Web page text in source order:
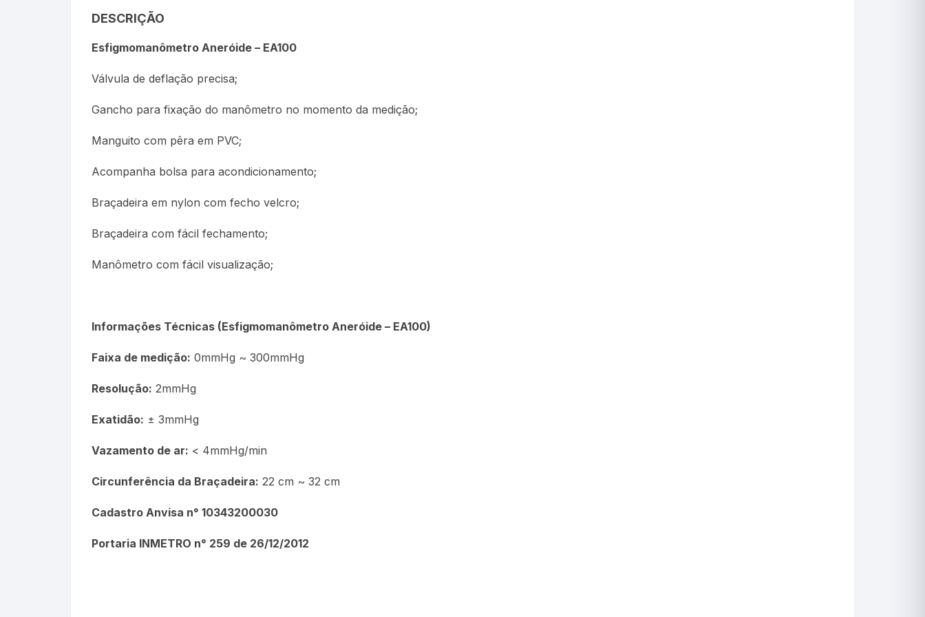
Máxima
Termômetros Máxima e
Termômetros Para Sauna
Picnômetro
Químico
Refrigeração e Laticinios
Solo
Veterinário
Estações Meteorológicas
DESCRIÇÃO
Esfigmomanômetro Aneróide – EA100
Válvula de deflação precisa;
Gancho para fixação do manômetro no momento da medição;
Manguito com pêra em PVC;
Acompanha bolsa para acondicionamento;
Braçadeira em nylon com fecho velcro;
Braçadeira com fácil fechamento;
Manômetro com fácil visualização;
Informações Técnicas (Esfigmomanômetro Aneróide – EA100)
Faixa de medição: 0mmHg ~ 300mmHg
Resolução: 2mmHg
Exatidão: ± 3mmHg
Vazamento de ar: < 4mmHg/min
Circunferência da Braçadeira: 22 cm ~ 32 cm
Cadastro Anvisa n° 10343200030
Portaria INMETRO n° 259 de 26/12/2012